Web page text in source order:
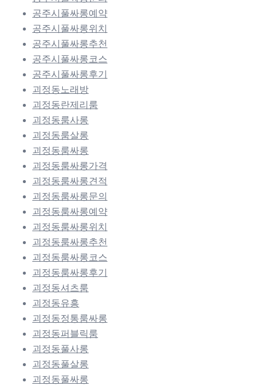
공주시풀싸롱예약
공주시풀싸롱위치
공주시풀싸롱추천
공주시풀싸롱코스
공주시풀싸롱후기
괴정동노래방
괴정동란제리룸
괴정동룸사롱
괴정동룸살롱
괴정동룸싸롱
괴정동룸싸롱가격
괴정동룸싸롱견적
괴정동룸싸롱문의
괴정동룸싸롱예약
괴정동룸싸롱위치
괴정동룸싸롱추천
괴정동룸싸롱코스
괴정동룸싸롱후기
괴정동셔츠룸
괴정동유흥
괴정동정통룸싸롱
괴정동퍼블릭룸
괴정동풀사롱
괴정동풀살롱
괴정동풀싸롱